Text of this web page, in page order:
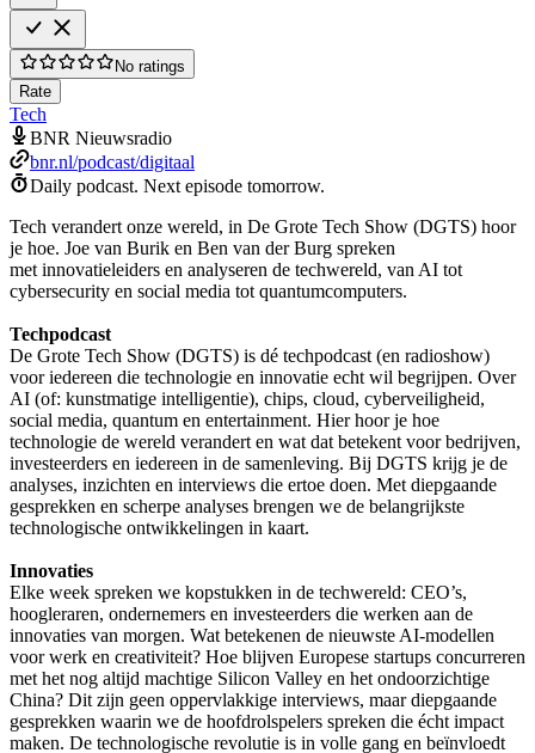
No ratings
Rate
Tech
BNR Nieuwsradio
bnr.nl/podcast/digitaal
Daily podcast. Next episode tomorrow.
Tech verandert onze wereld, in De Grote Tech Show (DGTS) hoor
je hoe. Joe van Burik en Ben van der Burg spreken
met innovatieleiders en analyseren de techwereld, van AI tot
cybersecurity en social media tot quantumcomputers.
Techpodcast
De Grote Tech Show (DGTS) is dé techpodcast (en radioshow)
voor iedereen die technologie en innovatie echt wil begrijpen. Over
AI (of: kunstmatige intelligentie), chips, cloud, cyberveiligheid,
social media, quantum en entertainment. Hier hoor je hoe
technologie de wereld verandert en wat dat betekent voor bedrijven,
investeerders en iedereen in de samenleving. Bij DGTS krijg je de
analyses, inzichten en interviews die ertoe doen. Met diepgaande
gesprekken en scherpe analyses brengen we de belangrijkste
technologische ontwikkelingen in kaart.
Innovaties
Elke week spreken we kopstukken in de techwereld: CEO’s,
hoogleraren, ondernemers en investeerders die werken aan de
innovaties van morgen. Wat betekenen de nieuwste AI-modellen
voor werk en creativiteit? Hoe blijven Europese startups concurreren
met het nog altijd machtige Silicon Valley en het ondoorzichtige
China? Dit zijn geen oppervlakkige interviews, maar diepgaande
gesprekken waarin we de hoofdrolspelers spreken die écht impact
maken. De technologische revolutie is in volle gang en beïnvloedt